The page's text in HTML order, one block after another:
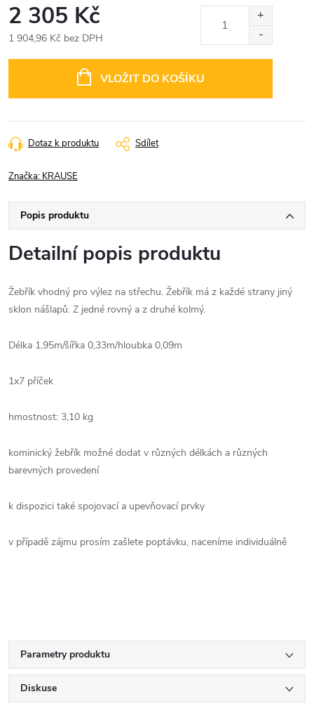
2 305 Kč
1 904,96 Kč bez DPH
VLOŽIT DO KOŠÍKU
Dotaz k produktu Sdílet
Značka: KRAUSE
Popis produktu
Detailní popis produktu
Žebřík vhodný pro výlez na střechu. Žebřík má z každé strany jiný
sklon nášlapů. Z jedné rovný a z druhé kolmý.
Délka 1,95m/šířka 0,33m/hloubka 0,09m
1x7 příček
hmostnost: 3,10 kg
kominický žebřík možné dodat v různých délkách a různých
barevných provedení
k dispozici také spojovací a upevňovací prvky
v případě zájmu prosím zašlete poptávku, naceníme individuálně
Parametry produktu
Diskuse